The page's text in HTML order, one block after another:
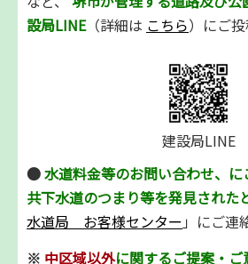
設局LINE（詳細は こちら）にご投
建設局LINE
●水道料金等のお問い合わせ、
共下水道のつまり等を発見された
水道局 お客様センター 」にご連
※ 中区域以外に関するご提案・ご